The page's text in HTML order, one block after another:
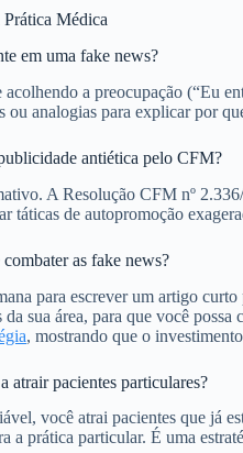
Médica
em uma fake news?
a preocupação (“Eu
ou analogias para explicar por
antiética pelo CFM?
A Resolução CFM nº
táticas de autopromoção
as fake news?
para escrever um artigo
sua área, para que você
, mostrando que o
atrair pacientes particulares?
você atrai pacientes que já
a prática particular. É uma